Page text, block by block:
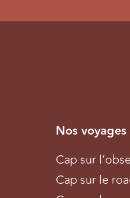
Nos
Cap sur
Cap sur le